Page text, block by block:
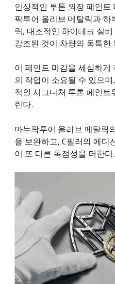
인상적인 투톤 외장 페인
팍투어 올리브 메탈릭과
릭, 대조적인 하이테크 실
강조된 것이 차량의 독특한
이 페인트 마감을 세심하게
의 작업이 소요될 수 있으
적인 시그니처 투톤 페인트
린다.
마누팍투어 올리브 메탈릭
을 보완하고, C필러의 에디
이 또 다른 독점성을 더한다.